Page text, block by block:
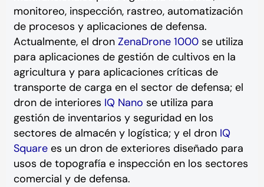
monitoreo, inspección, rastreo, automatización
de procesos y aplicaciones de defensa.
Actualmente, el dron ZenaDrone 1000se utiliza
para aplicaciones de gestión de cultivos en la
agricultura y para aplicaciones críticas de
transporte de carga en el sector de defensa; el
dron de interiores IQ Nano se utiliza para
gestión de inventarios y seguridad en los
sectores de almacén y logística; y el dron IQ
Squarees un dron de exteriores diseñado para
usos de topografía e inspección en los sectores
comercial y de defensa.